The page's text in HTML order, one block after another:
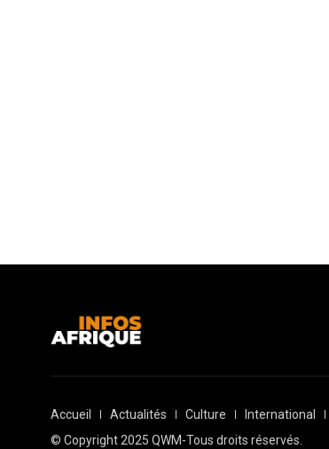
Accueil Actualités Culture International
© Copyright 2025 QWM-Tous droits réservés.